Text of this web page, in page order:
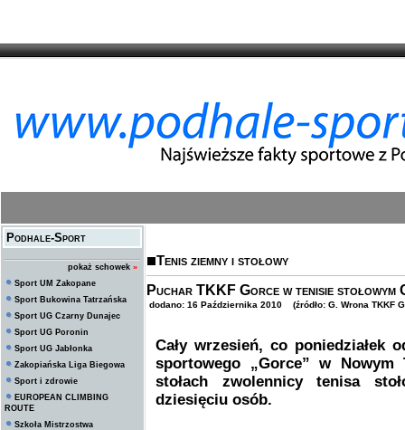
Podhale-Sport
pokaż schowek »
Sport UM Zakopane
Sport Bukowina Tatrzańska
Sport UG Czarny Dunajec
Sport UG Poronin
Sport UG Jabłonka
Zakopiańska Liga Biegowa
Sport i zdrowie
EUROPEAN CLIMBING
ROUTE
Szkoła Mistrzostwa
Tenis ziemny i stołowy
Puchar TKKF Gorce w tenisie stołowym
dodano: 16 Października 2010 (źródło: G. Wrona TKKF
Cały wrzesień, co poniedziałek
sportowego „Gorce” w
stołach zwolennicy tenisa
dziesięciu osób.